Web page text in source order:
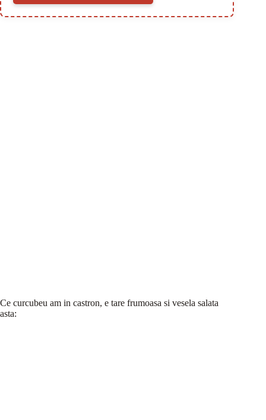
Ce curcubeu am in castron, e tare frumoasa si vesela salata
asta: